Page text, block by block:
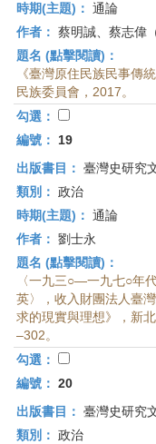
時期(主題)： 通論
作者： 蔡明誠、蔡志偉
題名 (點擊閱讀)：
《臺灣原住民族民事傳
民族委員會，2017。
勾選：
編號：
19
出版書目： 臺灣史研究
類別： 政治
時期(主題)： 通論
作者： 劉士永
題名 (點擊閱讀)：
〈一九三○—一九七○年
英〉，收入財團法人臺
求的現實與理想》，新
–302。
勾選：
編號： 20
出版書目： 臺灣史研究
類別： 政治